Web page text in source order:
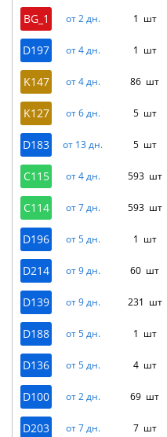
BG_1
от 2 дн. 1 шт
D197 от 4 дн. 1 шт
K147 от 4 дн. 86 шт
K127 от 6 дн. 5 шт
D183 от 13 дн. 5 шт
C115 от 4 дн. 593 шт
C114 от 7 дн. 593 шт
D196 от 5 дн. 1 шт
D214 от 9 дн. 60 шт
D139 от 9 дн. 231 шт
D188 от 5 дн. 1 шт
D136 от 5 дн. 4 шт
D100 от 2 дн. 69 шт
D203 от 7 дн. 7 шт